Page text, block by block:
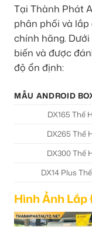
Tại Thành Phát
phân phối và
chính hãng.
biến và được
độ ổn định:
MẪU ANDROID
DX165 Thế
DX265 Thế
DX300 Thế
DX14 Plus
Hình Ảnh